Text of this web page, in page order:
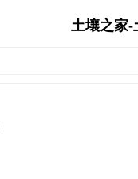
土壤之家-